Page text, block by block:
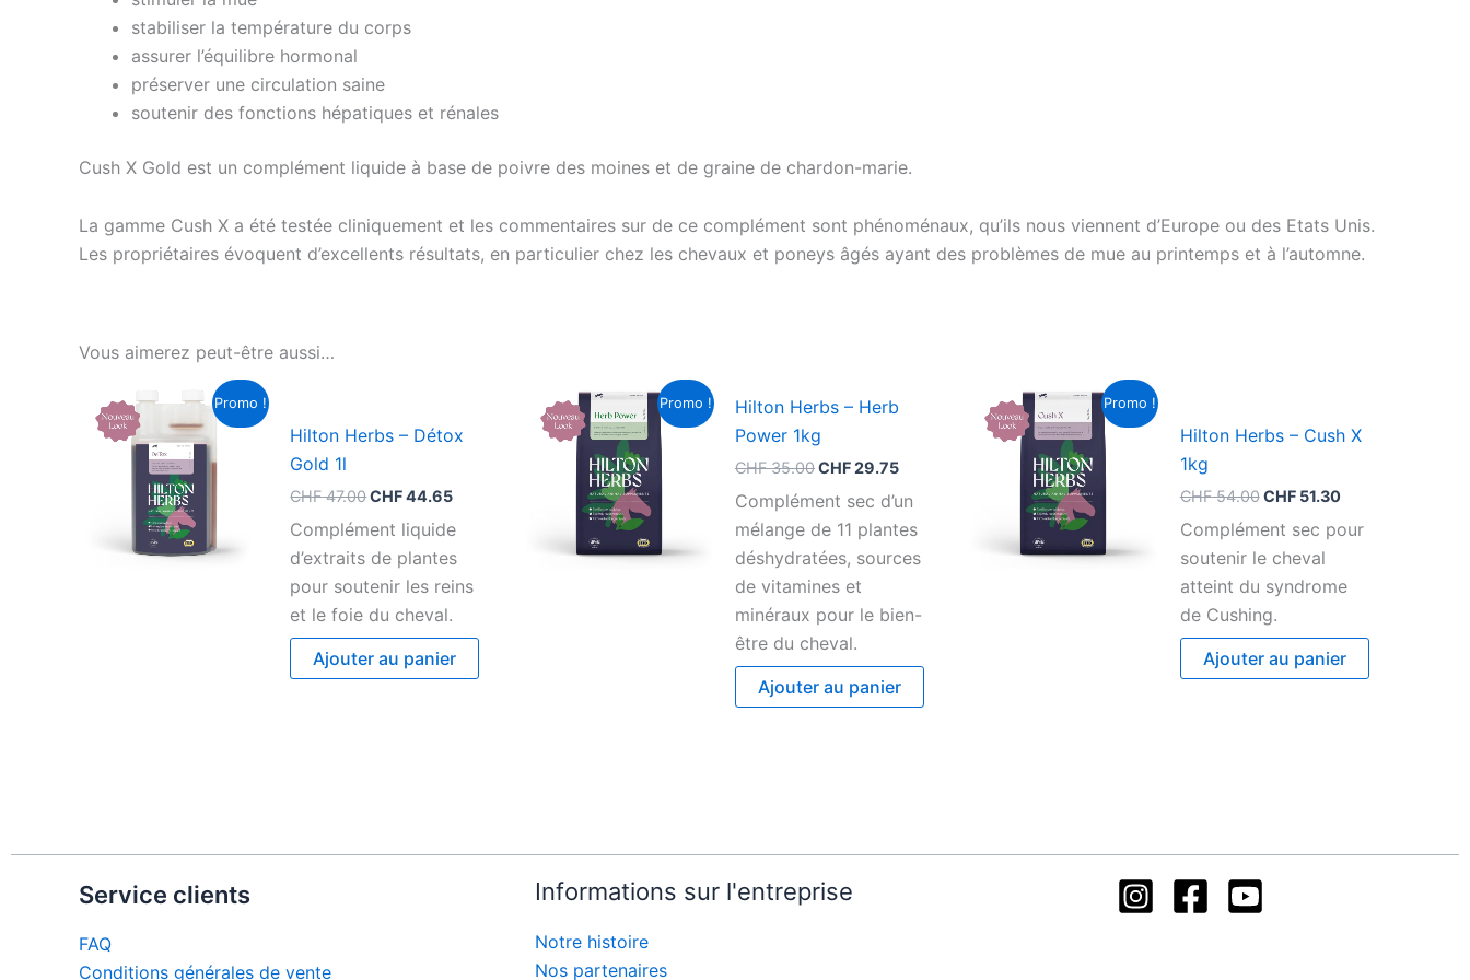
stabiliser la température du corps
assurer l’équilibre hormonal
préserver une circulation saine
soutenir des fonctions hépatiques et rénales
Cush X Gold est un complément liquide à base de poivre des moines et de graine de chardon-marie.
La gamme Cush X a été testée cliniquement et les commentaires sur de ce complément sont phénoménaux, qu’ils nous viennent d’Europe ou des Etats Unis.
Les propriétaires évoquent d’excellents résultats, en particulier chez les chevaux et poneys âgés ayant des problèmes de mue au printemps et à l’automne.
Vous aimerez peut-être aussi…
Promo !
Hilton Herbs – Détox
Gold 1l
CHF47.00
initial
était :
CHF44.65
est :
Complément liquide
d’extraits de plantes
pour soutenir les reins
et le foie du cheval.
Ajouter au panier
Promo !
Hilton Herbs – Herb
Power 1kg
CHF35.00
prix
était :
CHF 35.00.
CHF29.75
prix
CHF 29.75.
Complément sec d’un
mélange de 11 plantes
déshydratées, sources
de vitamines et
minéraux pour le bien-
être du cheval.
Ajouter au panier
Promo !
Hilton Herbs – Cush X
1kg
CHF54.00
initial
était :
CHF51.30
actuel
est :
Complément sec pour
soutenir le cheval
atteint du syndrome
de Cushing.
Ajouter au panier
Service clients
FAQ
Conditions générales de vente
Informations sur l'entreprise
Notre histoire
Nos partenaires